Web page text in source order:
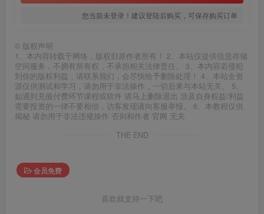
您当前未登录！建议登陆后购买，可保存购买订单
© 版权声明
1、本内容转载于网络，版权归原作者所有！ 2、本站仅提供信息存储
空间服务，不拥有所有权，不承担相关法律责任。 3、本内容若侵犯
到你的版权利益，请联系我们，会尽快给予删除处理！ 4、本站全资
源仅供测试和学习，请勿用于非法操作，一切后果与本站无关。 5、
如遇到充值付费环节课程或软件 请马上删除退出 涉及自身权益/利益
需要投资的一律不要相信，访客发现请向客服举报。 6、本教程仅供
揭秘 请勿用于非法违规操作 否则和作者 官网 无关
THE END
会员免费
喜欢就支持一下吧